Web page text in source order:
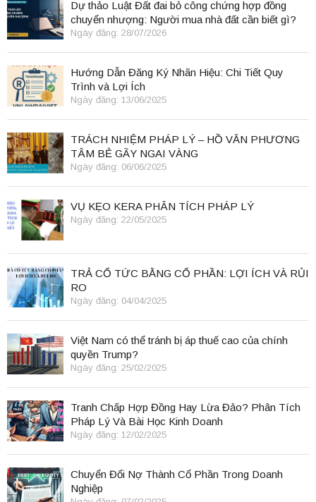
Dự thảo Luật Đất đai bỏ công chứng hợp đồng
chuyển nhượng: Người mua nhà đất cần biết gì?
Ngày đăng: 28/07/2026
Hướng Dẫn Đăng Ký Nhãn Hiệu: Chi Tiết Quy
Trình và Lợi Ích
Ngày đăng: 13/06/2025
TRÁCH NHIỆM PHÁP LÝ – HỒ VĂN PHƯƠNG
TÂM BẺ GÃY NGAI VÀNG
Ngày đăng: 06/06/2025
VỤ KẸO KERA PHÂN TÍCH PHÁP LÝ
Ngày đăng: 22/05/2025
TRẢ CỔ TỨC BẰNG CỔ PHẦN: LỢI ÍCH VÀ RỦI
RO
Ngày đăng: 04/04/2025
Việt Nam có thể tránh bị áp thuế cao của chính
quyền Trump?
Ngày đăng: 25/02/2025
Tranh Chấp Hợp Đồng Hay Lừa Đảo? Phân Tích
Pháp Lý Và Bài Học Kinh Doanh
Ngày đăng: 12/02/2025
Chuyển Đổi Nợ Thành Cổ Phần Trong Doanh
Nghiệp